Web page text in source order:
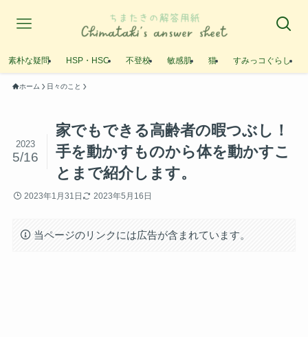
素朴な疑問 HSP・HSC 不登校 敏感肌 猫 すみっコぐらし
ホーム 日々のこと
家でもできる高齢者の暇つぶし！
手を動かすものから体を動かすこ
とまで紹介します。
2023
5/16
2023年1月31日 2023年5月16日
当ページのリンクには広告が含まれています。